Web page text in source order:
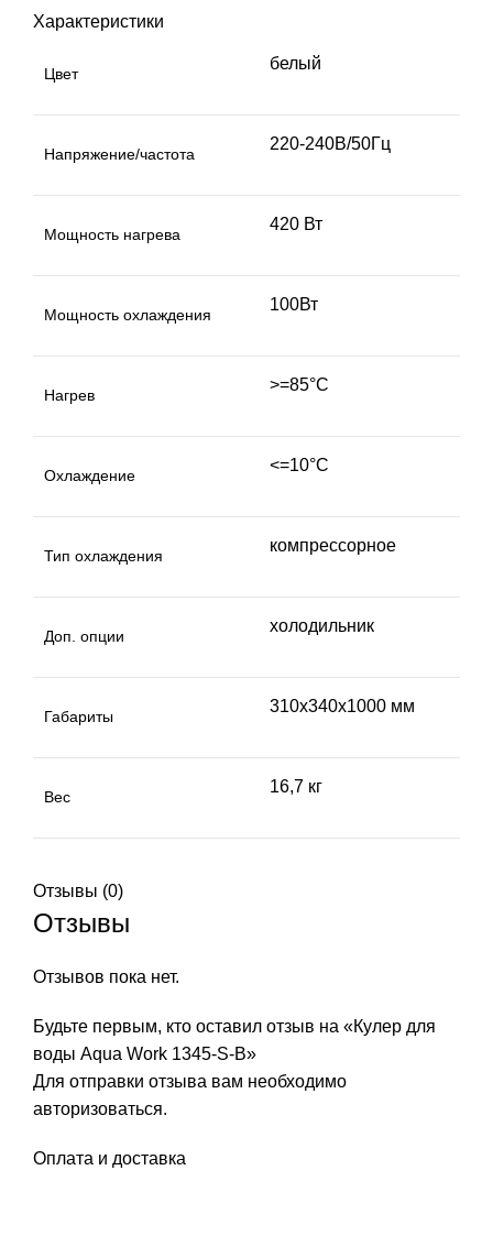
Характеристики
Цвет
белый
Напряжение/частота
220-240В/50Гц
Мощность нагрева
420 Вт
Мощность охлаждения
100Вт
Нагрев
>=85°C
Охлаждение
<=10°C
Тип охлаждения
компрессорное
Доп. опции
холодильник
Габариты
310x340х1000 мм
Вес
16,7 кг
Отзывы (0)
Отзывы
Отзывов пока нет.
Будьте первым, кто оставил отзыв на «Кулер для
воды Aqua Work 1345-S-B»
Для отправки отзыва вам необходимо
авторизоваться.
Оплата и доставка